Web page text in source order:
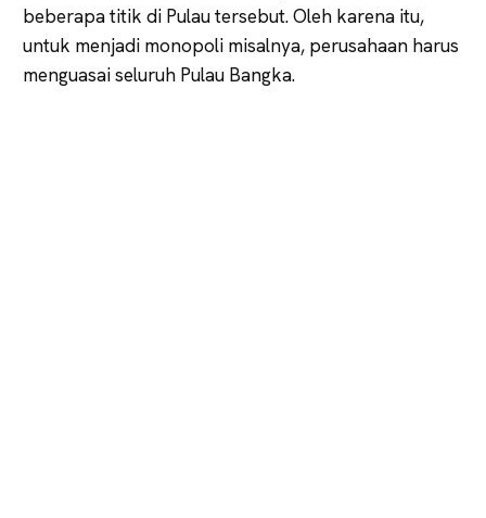
beberapa titik di Pulau tersebut. Oleh karena itu,
untuk menjadi monopoli misalnya, perusahaan harus
menguasai seluruh Pulau Bangka.